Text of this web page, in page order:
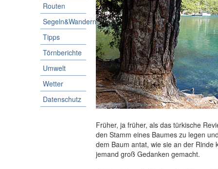
Routen
Segeln&Wandern
Tipps
Törnberichte
Umwelt
Wetter
Datenschutz
Früher, ja früher, als das türkische
den Stamm eines Baumes zu legen
dem Baum antat, wie sie an der
jemand groß Gedanken gemacht.